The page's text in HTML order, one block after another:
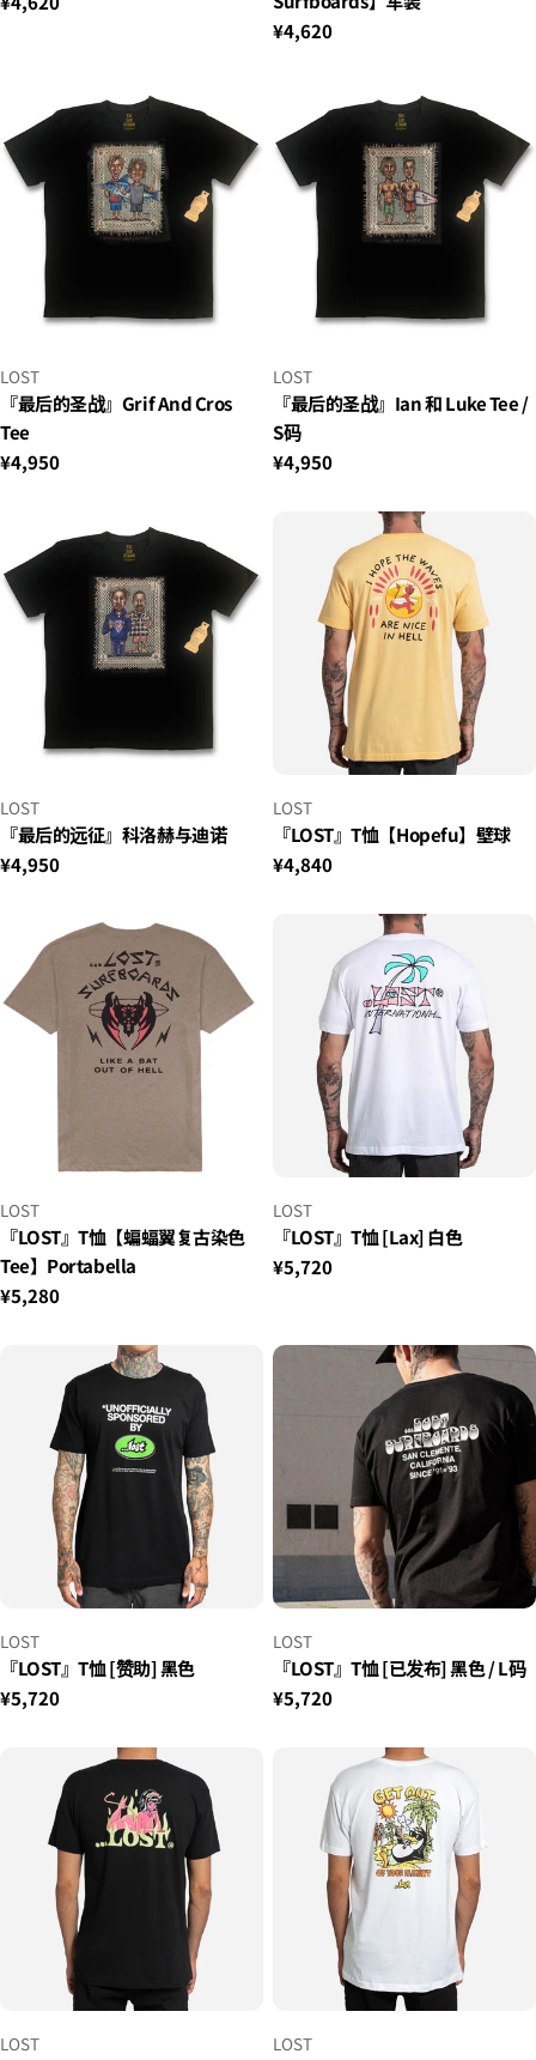
正
¥4,620
小
贩：
LOST
『最后的圣战』Grif And Cros
Tee
正
¥4,950
小
贩：
LOST
『最后的圣战』Ian 和 Luke Tee /
S码
正
¥4,950
小
贩：
LOST
『最后的远征』科洛赫与迪诺
正
¥4,950
小
贩：
LOST
『LOST』T恤【Hopefu】壁球
正
¥4,840
小
贩：
LOST
『LOST』T恤【蝙蝠翼复古染色
Tee】Portabella
正
¥5,280
小
贩：
LOST
『LOST』T恤 [Lax] 白色
正
格
¥5,720
小
贩：
LOST
『LOST』T恤 [赞助] 黑色
正
¥5,720
小
贩：
LOST
『LOST』T恤 [已发布] 黑色 / L码
正
¥5,720
小
LOST
小
LOST